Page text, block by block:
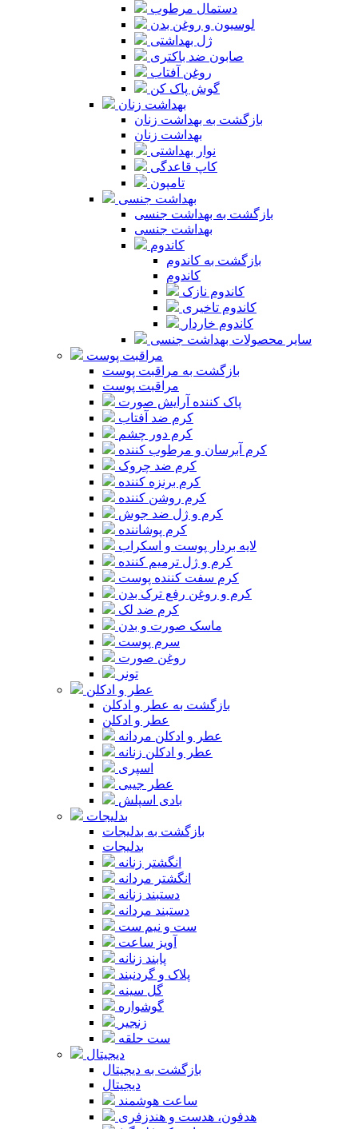
دستمال مرطوب
لوسیون و روغن بدن
ژل بهداشتی
صابون ضد باکتری
روغن آفتاب
گوش پاک کن
بهداشت زنان
بازگشت به بهداشت زنان
بهداشت زنان
نوار بهداشتی
کاپ قاعدگی
تامپون
بهداشت جنسی
بازگشت به بهداشت جنسی
بهداشت جنسی
کاندوم
بازگشت به کاندوم
کاندوم
کاندوم نازک
کاندوم تاخیری
کاندوم خاردار
سایر محصولات بهداشت جنسی
مراقبت پوست
بازگشت به مراقبت پوست
مراقبت پوست
پاک کننده آرایش صورت
کرم ضد آفتاب
کرم دور چشم
کرم آبرسان و مرطوب کننده
کرم ضد چروک
کرم برنزه کننده
کرم روشن کننده
کرم و ژل ضد جوش
کرم پوشاننده
لایه بردار پوست و اسکراب
کرم و ژل ترمیم کننده
کرم سفت کننده پوست
کرم و روغن رفع ترک بدن
کرم ضد لک
ماسک صورت و بدن
سرم پوست
روغن صورت
تونر
عطر و ادکلن
بازگشت به عطر و ادکلن
عطر و ادکلن
عطر و ادکلن مردانه
عطر و ادکلن زنانه
اسپری
عطر جیبی
بادی اسپلش
بدلیجات
بازگشت به بدلیجات
بدلیجات
انگشتر زنانه
انگشتر مردانه
دستبند زنانه
دستبند مردانه
ست و نیم ست
آویز ساعت
پابند زنانه
پلاک و گردنبند
گل سینه
گوشواره
زنجیر
ست حلقه
دیجیتال
بازگشت به دیجیتال
دیجیتال
ساعت هوشمند
هدفون، هدست و هندزفری